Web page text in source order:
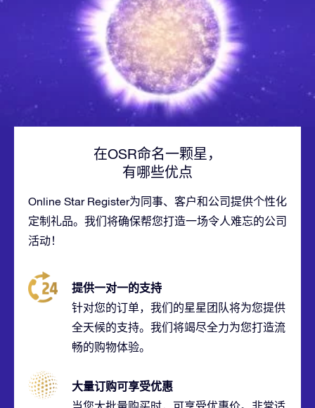
在OSR命名一颗星，
有哪些优点
Online Star Register为同事、客户和公司提供个性化
定制礼品。我们将确保帮您打造一场令人难忘的公司
活动！
提供一对一的支持
针对您的订单，我们的星星团队将为您提供
全天候的支持。我们将竭尽全力为您打造流
畅的购物体验。
大量订购可享受优惠